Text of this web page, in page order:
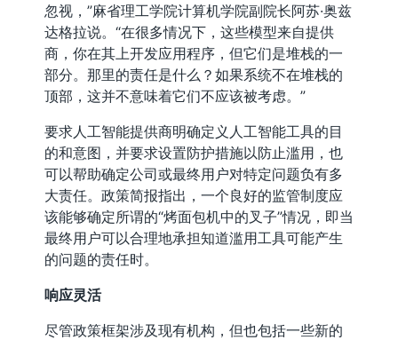
忽视，”麻省理工学院计算机学院副院长阿苏·奥兹
达格拉说。“在很多情况下，这些模型来自提供
商，你在其上开发应用程序，但它们是堆栈的一
部分。那里的责任是什么？如果系统不在堆栈的
顶部，这并不意味着它们不应该被考虑。”
要求人工智能提供商明确定义人工智能工具的目
的和意图，并要求设置防护措施以防止滥用，也
可以帮助确定公司或最终用户对特定问题负有多
大责任。政策简报指出，一个良好的监管制度应
该能够确定所谓的“烤面包机中的叉子”情况，即当
最终用户可以合理地承担知道滥用工具可能产生
的问题的责任时。
响应灵活
尽管政策框架涉及现有机构，但也包括一些新的